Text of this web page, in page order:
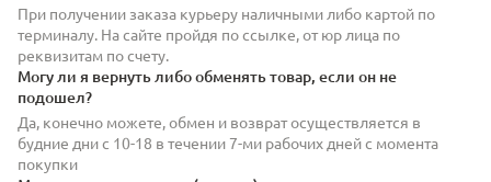
При получении заказа курьеру наличными либо картой по
терминалу. На сайте пройдя по ссылке, от юр лица по
реквизитам по счету.
Могу ли я вернуть либо обменять товар, если он не
подошел?
Да, конечно можете, обмен и возврат осуществляется в
будние дни с 10-18 в течении 7-ми рабочих дней с момента
покупки